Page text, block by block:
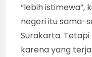
“lebih istimewa”,
negeri itu sama-
Surakarta.
karena yang